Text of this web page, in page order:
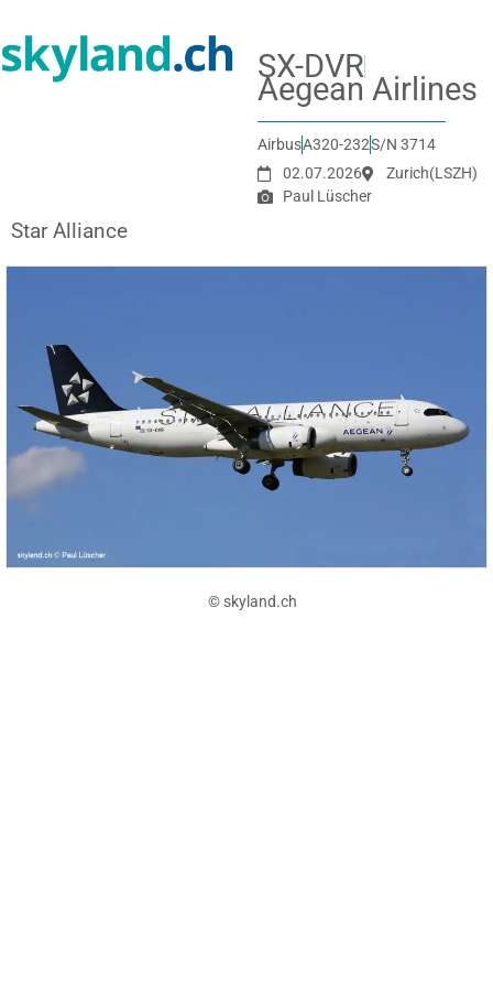
SX-DVR
Aegean Airlines
AirbusA320-232S/N 3714
02.07.2026
Zurich(LSZH)
Paul Lüscher
Star Alliance
© skyland.ch